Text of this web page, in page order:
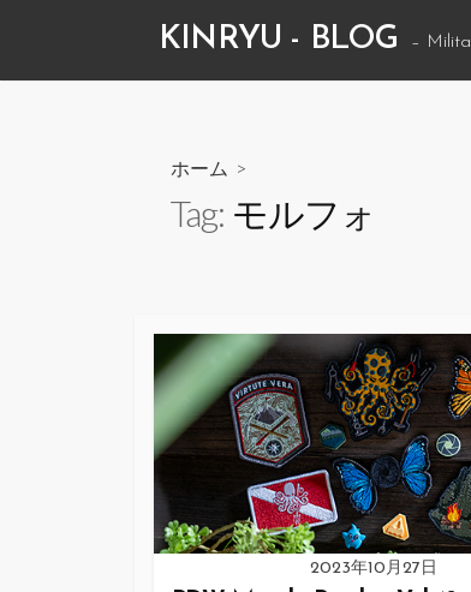
テ
KINRYU - BLOG –
ホーム >
Tag: モルフォ
2023年10月27日